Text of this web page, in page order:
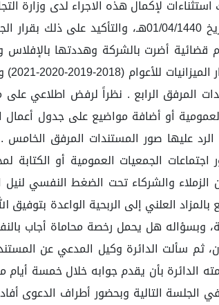
لإكمال هذه الاجراء لدى وزارة
أضرت بالشركة وهددتها بالإفلاس
المرفق الرابع . نظراً لرفض اطلاعي
أو أضافة مواضيع على جدول أعمال
الجمعيات العمومية أو الكتابة
والشركاء تحت الضغط النفسي
العلني إلى الربحية الواعدة
هل يحمل رخصة محاماة أجاب
ثم سألت الدائرة وكيل المدعي عن
الدائرة بأن يقدم جوابه خلال خمسة
التالية وبحضور أطراف الدعوى